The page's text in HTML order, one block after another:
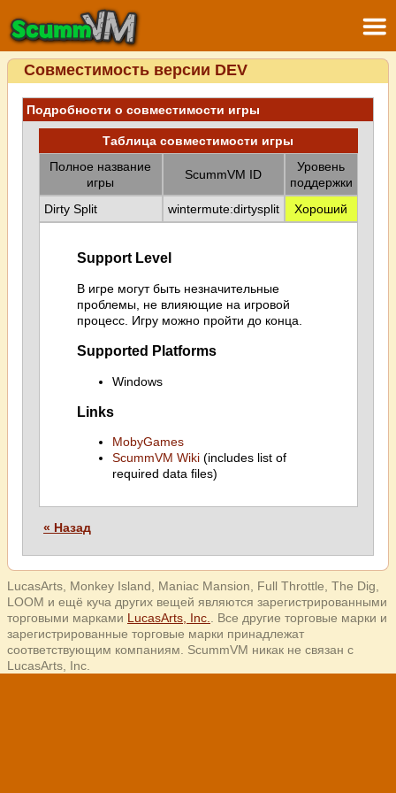
Совместимость версии DEV
Подробности о совместимости игры
Таблица совместимости игры
Полное название
игры
ScummVM ID
Уровень
поддержки
Dirty Split
wintermute:dirtysplit Хороший
Support Level
В игре могут быть незначительные
проблемы, не влияющие на игровой
процесс. Игру можно пройти до конца.
Supported Platforms
Windows
Links
MobyGames
ScummVM Wiki(includes list of
required data files)
« Назад
LucasArts, Monkey Island, Maniac Mansion, Full Throttle, The Dig,
LOOM и ещё куча других вещей являются зарегистрированными
торговыми марками LucasArts, Inc.
. Все другие торговые марки и
зарегистрированные торговые марки принадлежат
соответствующим компаниям. ScummVM никак не связан с
LucasArts, Inc.